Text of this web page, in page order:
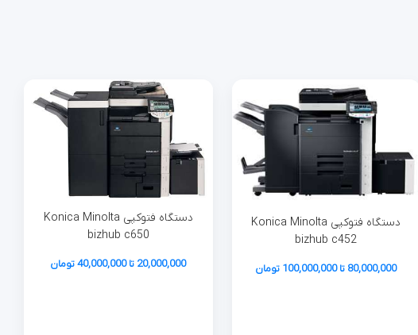
دستگاه فتوکپی Konica Minolta
bizhub c452
80,000,000 تا 100,000,000 تومان
دستگاه فتوکپی Konica Minolta
bizhub c650
20,000,000 تا 40,000,000 تومان